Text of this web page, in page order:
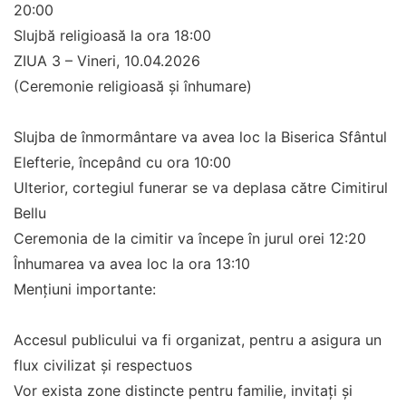
20:00
Slujbă religioasă la ora 18:00
ZIUA 3 – Vineri, 10.04.2026
(Ceremonie religioasă și înhumare)
Slujba de înmormântare va avea loc la Biserica Sfântul
Elefterie, începând cu ora 10:00
Ulterior, cortegiul funerar se va deplasa către Cimitirul
Bellu
Ceremonia de la cimitir va începe în jurul orei 12:20
Înhumarea va avea loc la ora 13:10
Mențiuni importante:
Accesul publicului va fi organizat, pentru a asigura un
flux civilizat și respectuos
Vor exista zone distincte pentru familie, invitați și